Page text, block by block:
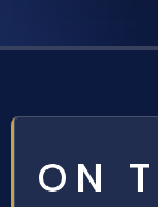
ON